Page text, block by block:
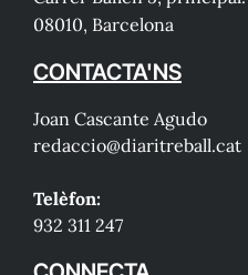
08010, Barcelona
CONTACTA'NS
Joan Cascante Agudo
redaccio@diaritreball.cat
Telèfon:
932 311 247